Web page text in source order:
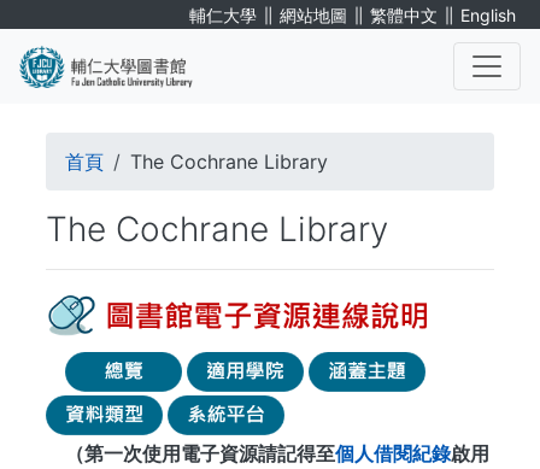
輔仁大學 ∥ 網站地圖 ∥ 繁體中文 ∥ English
導
連
結
首頁 The Cochrane Library
The Cochrane Library
（第一次使用電子資源請記得至個人借閱紀錄啟用